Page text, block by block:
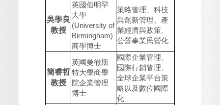
吳學良
教授
英國伯明罕
大學
(University of
Birmingham)
商學博士
策略管理、科技
與創新管理、產
業經濟與政策、
公營事業民營化
簡睿哲
教授
英國曼徹斯
特大學商學
院企業管理
博士
國際企業管理、
國際行銷管理、
全球企業平台策
略以及數位國際
化